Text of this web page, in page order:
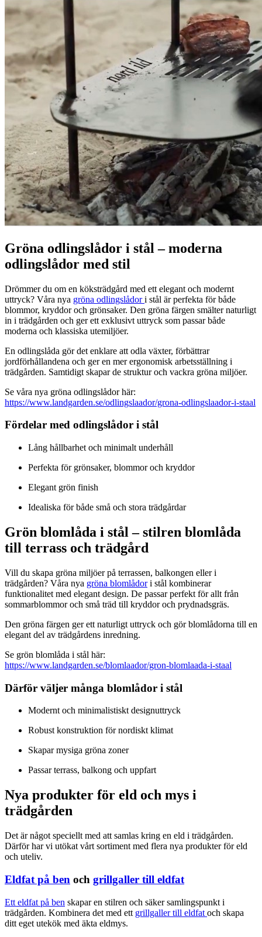
Gröna odlingslådor i stål – moderna
odlingslådor med stil
Drömmer du om en köksträdgård med ett elegant och modernt
uttryck? Våra nya gröna odlingslådori stål är perfekta för både
blommor, kryddor och grönsaker. Den gröna färgen smälter naturligt
in i trädgården och ger ett exklusivt uttryck som passar både
moderna och klassiska utemiljöer.
En odlingslåda gör det enklare att odla växter, förbättrar
jordförhållandena och ger en mer ergonomisk arbetsställning i
trädgården. Samtidigt skapar de struktur och vackra gröna miljöer.
Se våra nya gröna odlingslådor här:
https://www.landgarden.se/odlingslaador/grona-odlingslaador-i-staal
Fördelar med odlingslådor i stål
Lång hållbarhet och minimalt underhåll
Perfekta för grönsaker, blommor och kryddor
Elegant grön finish
Idealiska för både små och stora trädgårdar
Grön blomlåda i stål – stilren blomlåda
till terrass och trädgård
Vill du skapa gröna miljöer på terrassen, balkongen eller i
trädgården? Våra nya gröna blomlådori stål kombinerar
funktionalitet med elegant design. De passar perfekt för allt från
sommarblommor och små träd till kryddor och prydnadsgräs.
Den gröna färgen ger ett naturligt uttryck och gör blomlådorna till en
elegant del av trädgårdens inredning.
Se grön blomlåda i stål här:
https://www.landgarden.se/blomlaador/gron-blomlaada-i-staal
Därför väljer många blomlådor i stål
Modernt och minimalistiskt designuttryck
Robust konstruktion för nordiskt klimat
Skapar mysiga gröna zoner
Passar terrass, balkong och uppfart
Nya produkter för eld och mys i
trädgården
Det är något speciellt med att samlas kring en eld i trädgården.
Därför har vi utökat vårt sortiment med flera nya produkter för eld
och uteliv.
Eldfat på ben och grillgaller till eldfat
Ett eldfat på ben skapar en stilren och säker samlingspunkt i
trädgården. Kombinera det med ett grillgaller till eldfat och skapa
ditt eget utekök med äkta eldmys.